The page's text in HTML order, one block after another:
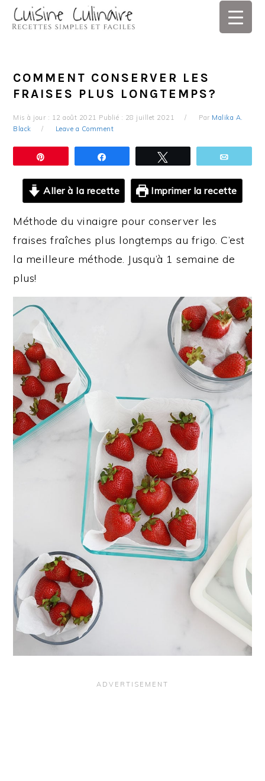
Skip
Skip
Skip
Skip
COMMENT CONSERVER LES
FRAISES PLUS LONGTEMPS?
Mis à jour : 12 août 2021 Publié : 28 juillet 2021 Par Malika A.
Black
Leave a Comment
Aller à la recette Imprimer la recette
Méthode du vinaigre pour conserver les
fraises fraîches plus longtemps au frigo. C’est
la meilleure méthode. Jusqu’à 1 semaine de
plus!